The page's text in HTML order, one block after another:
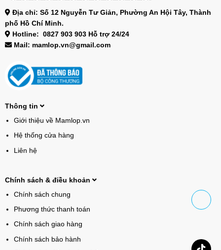
Địa chỉ: Số 12 Nguyễn Tư Giản, Phường An Hội Tây, Thành
phố Hồ Chí Minh.
Hotline: 0827 903 903 Hỗ trợ 24/24
Mail: mamlop.vn@gmail.com
Thông tin
Giới thiệu về Mamlop.vn
Hệ thống cửa hàng
Liên hệ
Chính sách & điều khoản
Chính sách chung
Phương thức thanh toán
Chính sách giao hàng
Chính sách bảo hành